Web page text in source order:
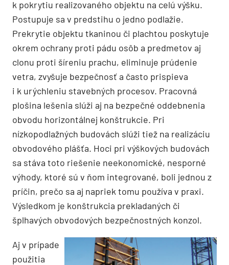
k pokrytiu realizovaného objektu na celú výšku.
Postupuje sa v predstihu o jedno podlažie.
Prekrytie objektu tkaninou či plachtou poskytuje
okrem ochrany proti pádu osôb a predmetov aj
clonu proti šíreniu prachu, eliminuje prúdenie
vetra, zvyšuje bezpečnosť a často prispieva
i k urýchleniu stavebných procesov. Pracovná
plošina lešenia slúži aj na bezpečné oddebnenia
obvodu horizontálnej konštrukcie. Pri
nízkopodlažných budovách slúži tiež na realizáciu
obvodového plášťa. Hoci pri výškových budovách
sa stáva toto riešenie neekonomické, nesporné
výhody, ktoré sú v ňom integrované, boli jednou z
príčin, prečo sa aj napriek tomu používa v praxi.
Výsledkom je konštrukcia prekladaných či
šplhavých obvodových bezpečnostných konzol.
Aj v prípade
použitia